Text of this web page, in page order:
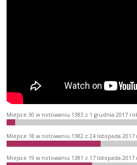
Miejsce 30 w notowaniu 1383 z 1 grudnia 2017
Miejsce 18 w notowaniu 1382 z 24 listopada
Miejsce 19 w notowaniu 1381 z 17 listopada